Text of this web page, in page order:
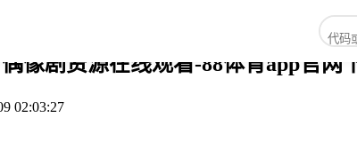
像剧资源在线观看-88体育app官网
02:03:27